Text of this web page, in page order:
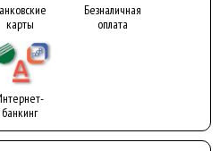
карты
Безналичная
оплата
банкинг